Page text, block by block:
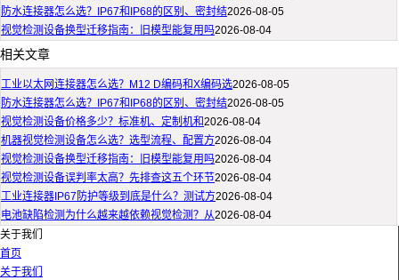
防水连接器怎么选？IP67和IP68的区别、密封结2026-08-05
视觉检测设备换型迁移指南：旧模型能复用吗2026-08-04
相关文章
工业以太网连接器怎么选？M12 D编码和X编码选2026-08-05
防水连接器怎么选？IP67和IP68的区别、密封结2026-08-05
视觉检测设备价格多少？标准机、定制机和2026-08-04
机器视觉检测设备怎么选？选型流程、配置方2026-08-04
视觉检测设备换型迁移指南：旧模型能复用吗2026-08-04
视觉检测设备误判率太高？先排查这五个环节2026-08-04
工业连接器IP67防护等级到底是什么？测试方2026-08-04
电池缺陷检测为什么越来越依赖视觉检测？从2026-08-04
关于我们
首页
关于我们